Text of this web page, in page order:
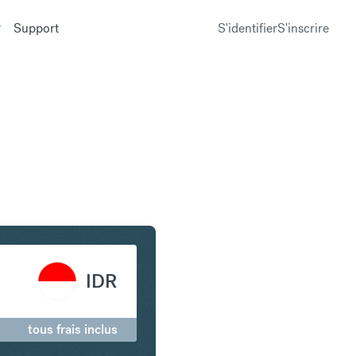
Support S'identifierS'inscrire
IDR
tous frais inclus